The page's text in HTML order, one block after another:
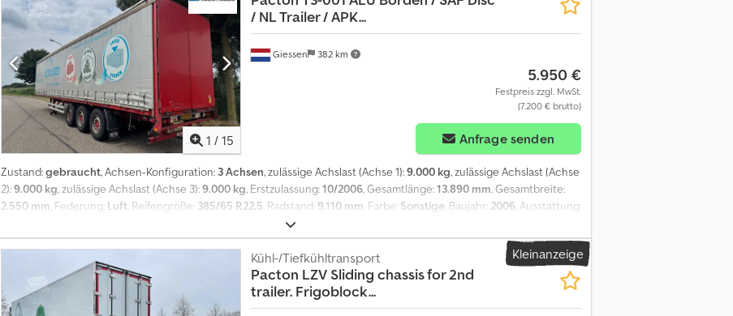
1 / 15
Giessen 382 km
/ NL Trailer / APK...
5.950 €
Festpreis zzgl. MwSt.
(7.200 € brutto)
Anfrage senden
Zustand:gebraucht, Achsen-Konfiguration: 3 Achsen, zulässige Achslast (Achse 1):9.000 kg, zulässige Achslast (Achse
2):9.000 kg, zulässige Achslast (Achse 3):9.000 kg, Erstzulassung:10/2006, Gesamtlänge:13.890 mm, Gesamtbreite:
2.550 mm, Federung: Luft, Reifengröße: 385/65 R22.5, Radstand: 9.110 mm, Farbe: Sonstige, Baujahr: 2006, Ausstattung:
, = Weitere Optionen und Zubehör = - Luftfederung - SAF Assen - Scheibenbremsen - Schiebedach = Weitere
Informationen = Achskonfiguration Reifenmaß: 385/65 R22.5 Marke Achsen: SAF Hinterachse 1: Max. Achslast: 9000 kg;
Reifen Profil links: 30%; Reifen Profil rechts: 30% Hinterachse 2: Max. Achslast: 9000 kg; Reifen Profil links: 30%; Reifen
Profil rechts: 30% Hinterachse 3: Max. Achslast: 9000 kg; Reifen Profil links: 30%; Reifen Profil rechts: 30% Gewichte
Leergewicht: 6.600 kg Zuladung: 32.400 kg zGG: 39.000 kg Wartung Dedszr Un Dopfx Algsck APK (Technische
Hauptuntersuchung): geprüft bis 04.2027 Identifikation Kennzeichen: OJ-35-KY
Kleinanzeige
Kühl-/Tiefkühltransport
Pacton LZV Sliding chassis for 2nd
trailer. Frigoblock...